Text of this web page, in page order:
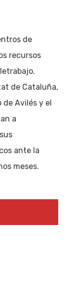
de
recursos
de Cataluña,
Avilés y el
a
ante la
meses.